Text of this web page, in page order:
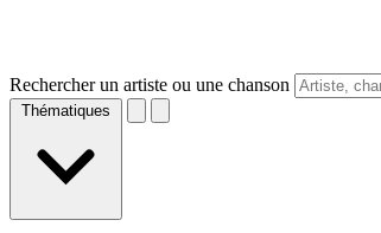
Rechercher un artiste ou une chanson
Thématiques